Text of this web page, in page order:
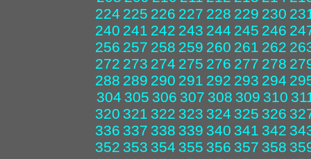
224 225 226 227 228 229 230
240 241 242 243 244 245 246
256 257 258 259 260 261 262
272 273 274 275 276 277 278
288 289 290 291 292 293 294
304 305 306 307 308 309 310
320 321 322 323 324 325 326
336 337 338 339 340 341 342
352 353 354 355 356 357 358